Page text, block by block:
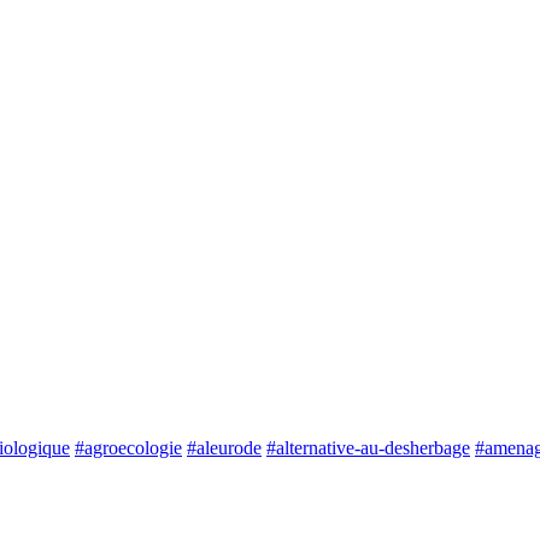
#agroecologie #aleurode #alternative-au-desherbage